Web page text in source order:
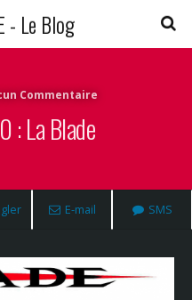
- Le Blog
Commentaire
: La Blade
E-mail SMS